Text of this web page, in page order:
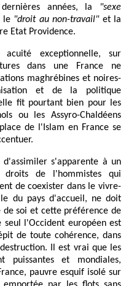
années, la
"sexe
le "droit au non-travail"et la
Etat Providence.
exceptionnelle, sur
dans une France ne
maghrébines et noires-
et de la politique
fit pourtant bien pour les
ou les Assyro-Chaldéens
de l'Islam en France se
s'apparente à un
droits de l'hommistes qui
de coexister dans le vivre-
du pays d'accueil, ne doit
soi et cette préférence de
seul l'Occident européen est
de toute cohérence, dans
Il est vrai que les
et mondiales,
pauvre esquif isolé sur